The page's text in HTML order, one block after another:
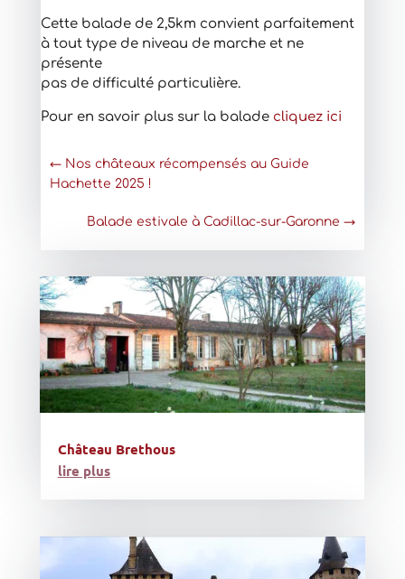
Cette balade de 2,5km convient parfaitement
à tout type de niveau de marche et ne
présente
pas de difficulté particulière.
Pour en savoir plus sur la balade cliquez ici
← Nos châteaux récompensés au Guide
Hachette 2025 !
Balade estivale à Cadillac-sur-Garonne →
Château Brethous
lire plus